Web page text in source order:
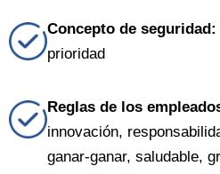
Concepto de seguridad:
prioridad
Reglas de los
innovación,
ganar-ganar, saludable,